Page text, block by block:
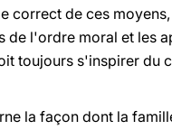
correct de ces
de l'ordre moral et les
toujours s'inspirer du
la façon dont la